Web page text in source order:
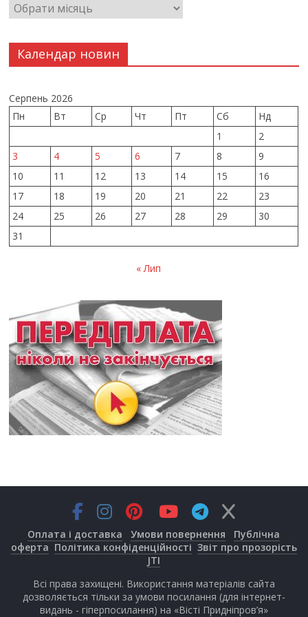
Календар новин
Серпень 2026
Пн
Вт Ср Чт Пт Сб
Нд
1
2
3
4 5 6 7 8
9
10
11 12 13 14 15
16
17
18 19 20 21 22
23
24
25 26 27 28 29
30
31
« Лип
Оплата і доставка Умови повернення
Публічна
оферта Політика конфіденційності Звіт про прозорість
JTI
Всі права захищені. Використання матеріалів сайта
дозволяється тільки за умови посилання (для інтернет-
видань - гіперпосилання) на «Вісті Придніпров’я»